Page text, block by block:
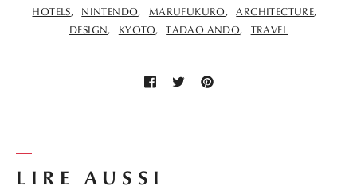
LIRE AUSSI
HOTELS NINTENDO MARUFUKURO
ARCHITECTURE
DESIGN
KYOTO TADAO ANDO TRAVEL